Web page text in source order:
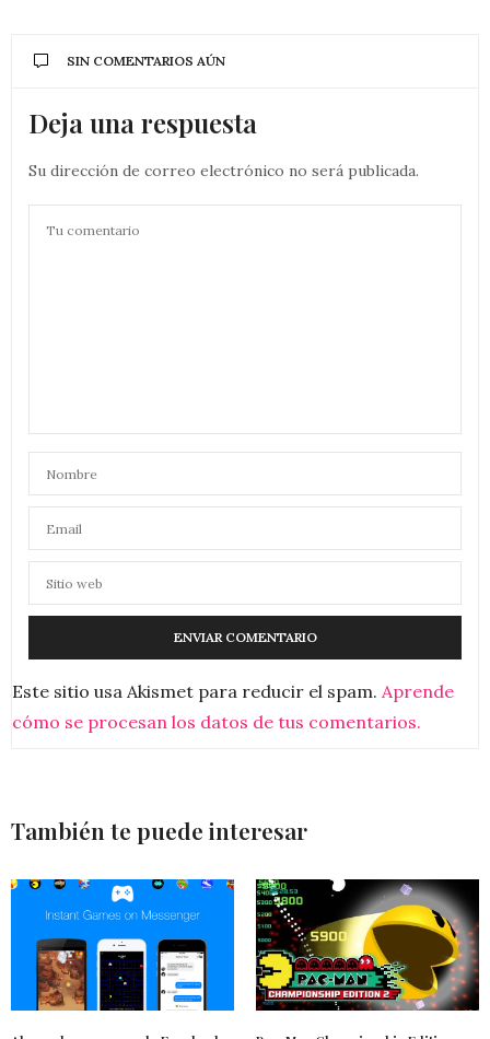
SIN COMENTARIOS AÚN
Deja una respuesta
Su dirección de correo electrónico no será publicada.
Este sitio usa Akismet para reducir el spam. Aprende
cómo se procesan los datos de tus comentarios.
También te puede interesar